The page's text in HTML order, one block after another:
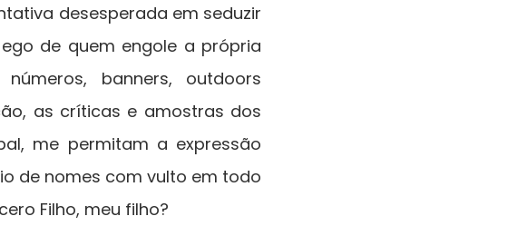
desesperada em seduzir
de quem engole a própria
banners, outdoors
as críticas e amostras dos
me permitam a expressão
de nomes com vulto em todo
Filho, meu filho?